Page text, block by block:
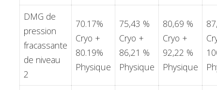
DMG de
pression
fracassante
de niveau
2
70.17%
Cryo +
80.19%
Physique
75,43 %
Cryo +
86,21 %
Physique
80,69 %
Cryo +
92,22 %
Physique